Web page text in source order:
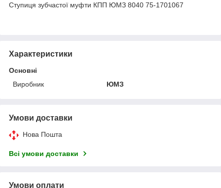
Ступиця зубчастої муфти КПП ЮМЗ 8040 75-1701067
Характеристики
Основні
Виробник
ЮМЗ
Умови доставки
Нова Пошта
Всі умови доставки
Умови оплати